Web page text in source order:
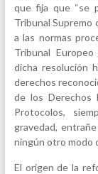
que fija que “se
Tribunal Supremo
a las normas
Tribunal
dicha resolución
derechos
de los Derechos
Protocolos,
gravedad,
ningún otro modo
El origen de la